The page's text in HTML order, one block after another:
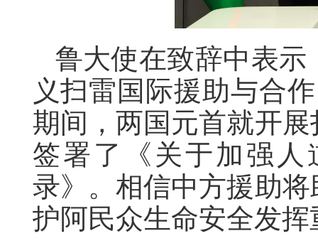
鲁大使在致辞中表
义扫雷国际援助与合
期间，两国元首就开
签署了《关于加强
录》。相信中方援助
护阿民众生命安全发